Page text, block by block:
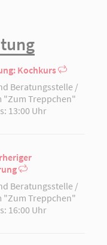
Kochkurs
Beratungsstelle /
"Zum Treppchen"
13:00 Uhr
Beratungsstelle /
"Zum Treppchen"
16:00 Uhr